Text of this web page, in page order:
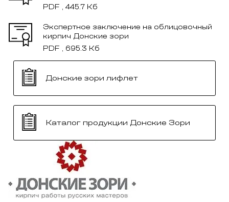
PDF , 445.7 Кб
Экспертное заключение на облицовочный
кирпич Донские зори
PDF , 695.3 Кб
Донские зори лифлет
Каталог продукции Донские Зори